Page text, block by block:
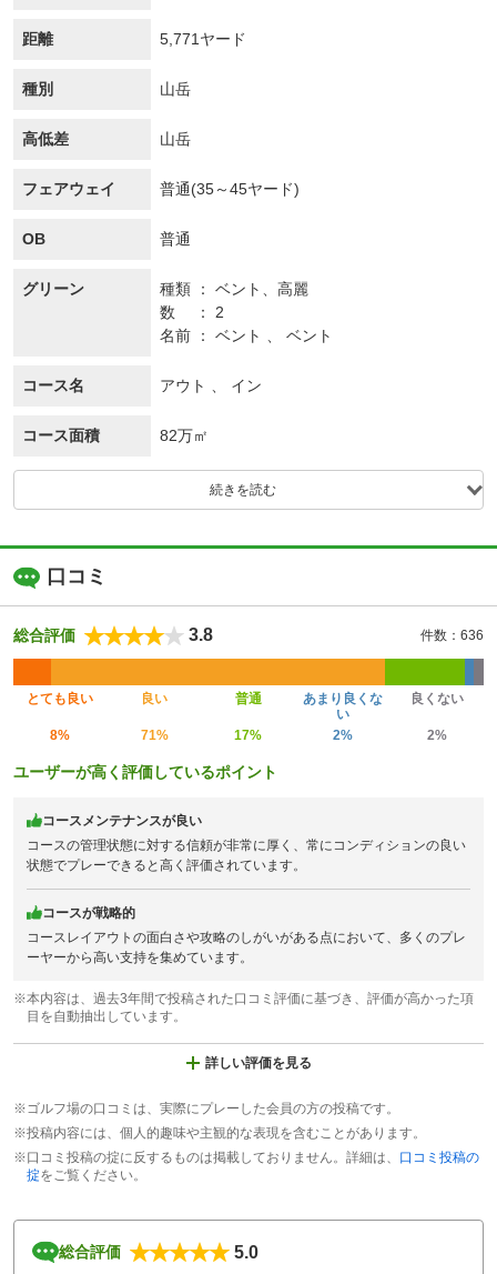
距離 5,771ヤード
種別 山岳
高低差 山岳
フェアウェイ 普通(35～45ヤード)
OB 普通
グリーン 種類 ベント、高麗
数
2
名前
ベント 、 ベント
コース名 アウト 、 イン
コース面積 82万㎡
続きを読む
口コミ
総合評価 3.8 件数：636
とても良い 良い 普通
あまり良くな
い
良くない
8% 71% 17% 2% 2%
ユーザーが高く評価しているポイント
コースメンテナンスが良い
コースの管理状態に対する信頼が非常に厚く、常にコンディションの良い
状態でプレーできると高く評価されています。
コースが戦略的
コースレイアウトの面白さや攻略のしがいがある点において、多くのプレ
ーヤーから高い支持を集めています。
※本内容は、過去3年間で投稿された口コミ評価に基づき、評価が高かった項
目を自動抽出しています。
詳しい評価を見る
※ゴルフ場の口コミは、実際にプレーした会員の方の投稿です。
※投稿内容には、個人的趣味や主観的な表現を含むことがあります。
※口コミ投稿の掟に反するものは掲載しておりません。詳細は、 口コミ投稿の
掟をご覧ください。
総合評価 5.0